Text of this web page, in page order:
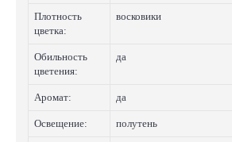
Плотность
цветка:
восковики
Обильность
цветения:
да
Аромат: да
Освещение: полутень